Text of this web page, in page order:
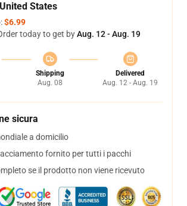
States
$6.99
today to get byAug. 12 - Aug. 19
Shipping
Aug. 08
Delivered
Aug. 12 - Aug. 19
sicura
a domicilio
fornito per tutti i pacchi
se il prodotto non viene ricevuto